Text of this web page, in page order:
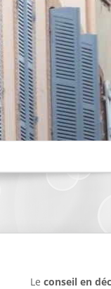
Le conseil en